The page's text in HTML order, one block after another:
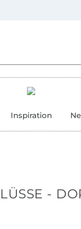
Inspiration
-
auf Rechnung,